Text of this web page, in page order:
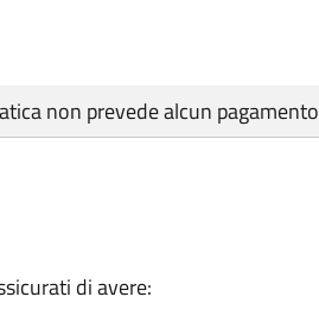
non prevede alcun pagamento
di avere: